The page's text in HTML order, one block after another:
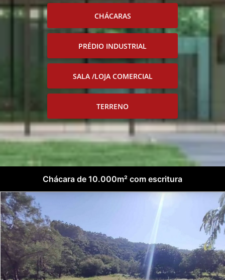
CHÁCARAS
PRÉDIO INDUSTRIAL
SALA /LOJA COMERCIAL
TERRENO
Chácara de 10.000m² com escritura